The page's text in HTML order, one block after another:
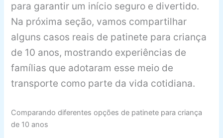
para garantir um início seguro e divertido.
Na próxima seção, vamos compartilhar
alguns casos reais de patinete para criança
de 10 anos, mostrando experiências de
famílias que adotaram esse meio de
transporte como parte da vida cotidiana.
Comparando diferentes opções de patinete para criança
de 10 anos